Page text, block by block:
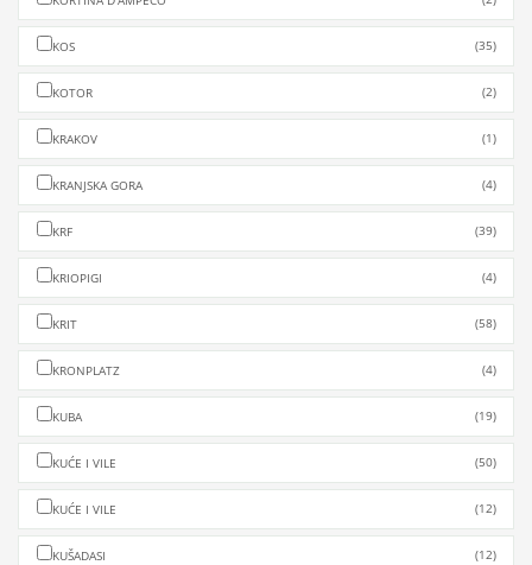
KOS (35)
KOTOR (2)
KRAKOV (1)
KRANJSKA GORA (4)
KRF (39)
KRIOPIGI (4)
KRIT (58)
KRONPLATZ (4)
KUBA (19)
KUĆE I VILE (50)
KUĆE I VILE (12)
KUŠADASI (12)